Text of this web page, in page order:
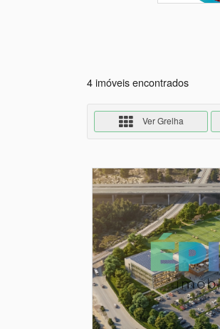
4 imóveis encontrados
Ver Grelha